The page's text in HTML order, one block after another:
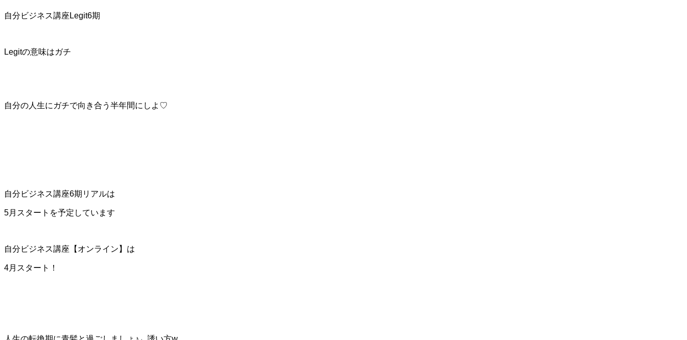
自分ビジネス講座Legit6期
Legitの意味はガチ
自分の人生にガチで向き合う半年間にしよ♡
自分ビジネス講座6期リアルは
5月スタートを予定しています
自分ビジネス講座【オンライン】は
4月スタート！